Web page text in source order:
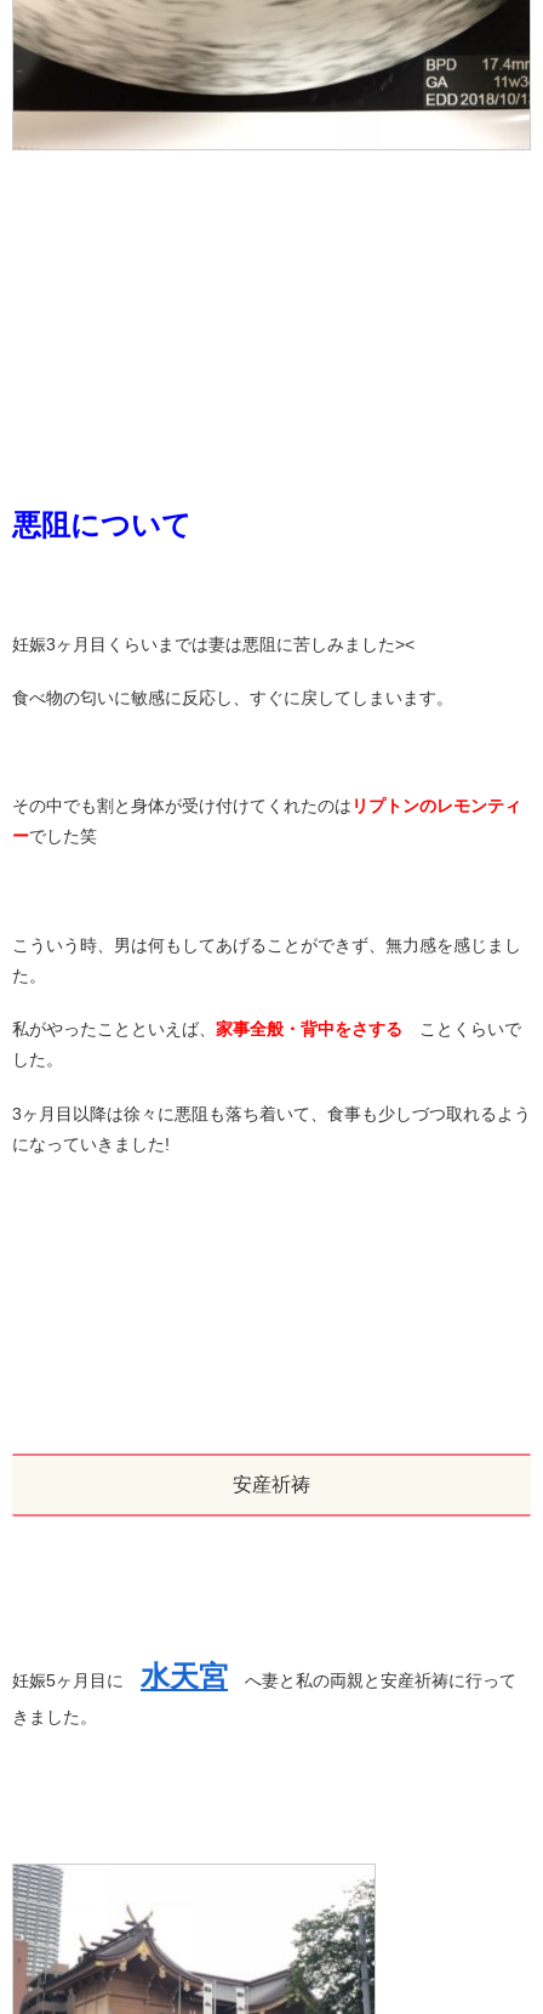
悪阻について
妊娠3ヶ月目くらいまでは妻は悪阻に苦しみました><
食べ物の匂いに敏感に反応し、すぐに戻してしまいます。
その中でも割と身体が受け付けてくれたのは リプトンのレモンティ
ーでした笑
こういう時、男は何もしてあげることができず、無力感を感じまし
た。
私がやったことといえば、 家事全般・背中をさする ことくらいで
した。
3ヶ月目以降は徐々に悪阻も落ち着いて、食事も少しづつ取れるよう
になっていきました!
安産祈祷
妊娠5ヶ月目に 水天宮 へ妻と私の両親と安産祈祷に行って
きました。